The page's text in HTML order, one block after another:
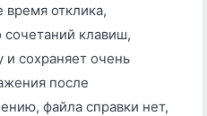
отклика,
клавиш,
и сохраняет очень
после
файла справки нет,